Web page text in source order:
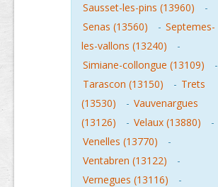
Sausset-les-pins (13960)
-
Senas (13560)
- Septemes-
les-vallons (13240)
-
Simiane-collongue (13109)
-
Tarascon (13150)
- Trets
(13530)
- Vauvenargues
(13126)
- Velaux (13880)
-
Venelles (13770)
-
Ventabren (13122)
-
Vernegues (13116)
-